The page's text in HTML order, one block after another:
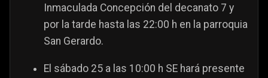
Inmaculada Concepción del decanato 7 y
por la tarde hasta las 22:00 h en la parroquia
San Gerardo.
El sábado 25 a las 10:00 h SE hará presente